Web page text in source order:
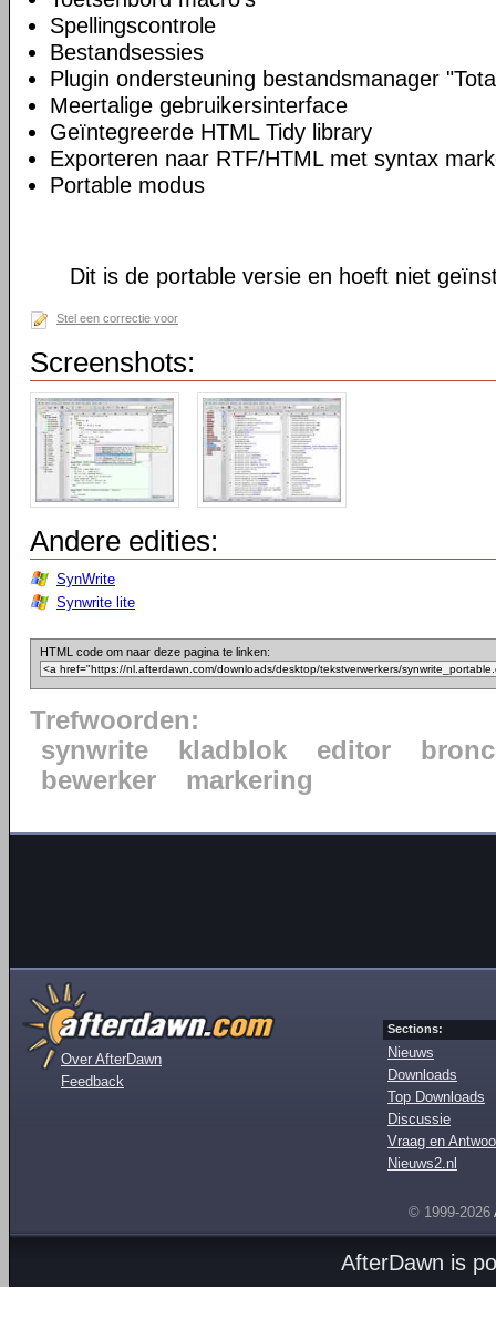
Spellingscontrole
Bestandsessies
Plugin ondersteuning bestandsmanager
Meertalige gebruikersinterface
Geïntegreerde HTML Tidy library
Exporteren naar RTF/HTML met syntax
Portable modus
Dit is de portable versie en hoeft niet
Stel een correctie voor
Screenshots:
Andere edities:
SynWrite
Synwrite lite
HTML code om naar deze pagina te linken:
Trefwoorden:
synwrite
kladblok editor
bewerker
markering
Over AfterDawn
Feedback
Sections:
Nieuws
Downloads
Top Downloads
Discussie
Vraag en
Nieuws2.nl
© 1999-2026
AfterDawn is